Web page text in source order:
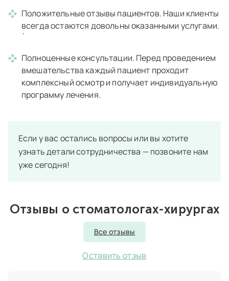
Положительные отзывы пациентов. Наши клиенты
всегда остаются довольны оказанными услугами.
`
Полноценные консультации. Перед проведением
вмешательства каждый пациент проходит
комплексный осмотр и получает индивидуальную
программу лечения.
Если у вас остались вопросы или вы хотите
узнать детали сотрудничества — позвоните нам
уже сегодня!
Отзывы о стоматологах-хирургах
Все отзывы
Оставить отзыв